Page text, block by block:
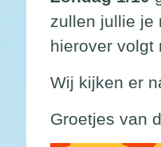
zullen jullie je
hierover volgt
Wij kijken er
Groetjes van